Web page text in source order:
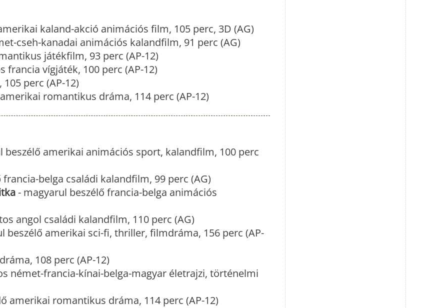
kaland-akció animációs film, 105 perc, 3D (AG)
cseh-kanadai animációs kalandfilm, 91 perc (AG)
játékfilm, 93 perc (AP-12)
francia vígjáték, 100 perc (AP-12)
perc (AP-12)
romantikus dráma, 114 perc (AP-12)
beszélő amerikai animációs sport, kalandfilm, 100 perc
belga családi kalandfilm, 99 perc (AG)
- magyarul beszélő francia-belga animációs
angol családi kalandfilm, 110 perc (AG)
beszélő amerikai sci-fi, thriller, filmdráma, 156 perc (AP-
108 perc (AP-12)
német-francia-kínai-belga-magyar életrajzi, történelmi
amerikai romantikus dráma, 114 perc (AP-12)